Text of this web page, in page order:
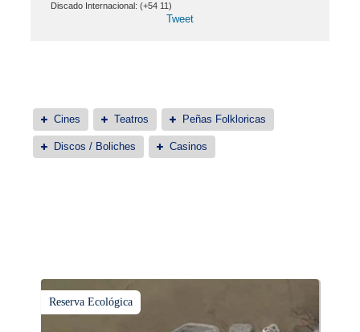
Discado Internacional: (+54 11)
Tweet
Cines Teatros Peñas Folkloricas
Discos / Boliches Casinos
Reserva Ecológica